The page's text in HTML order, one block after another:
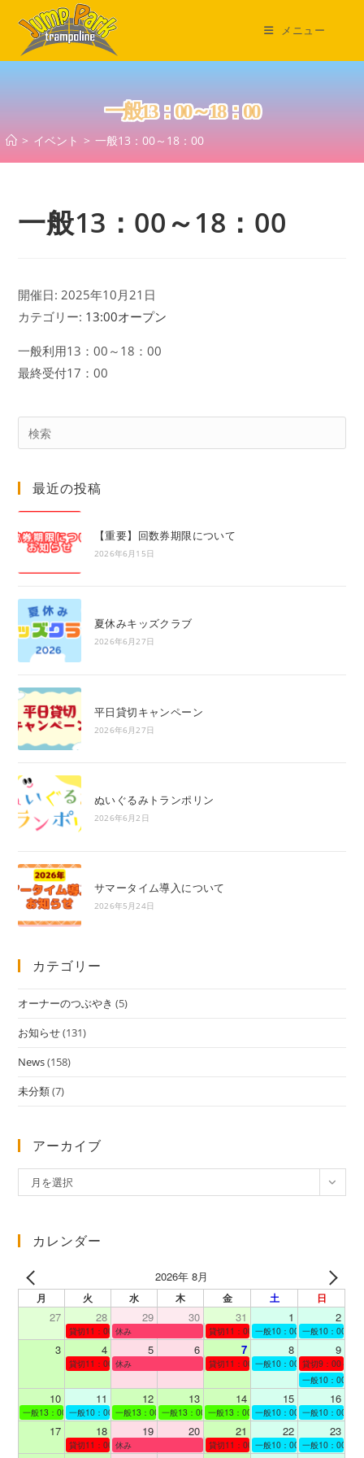
ス
メニュー
一般13：00～18：00
> イベント > 一般13：00～18：00
一般13：00～18：00
開催日: 2025年10月21日
カテゴリー: 13:00オープン
一般利用13：00～18：00
最終受付17：00
最近の投稿
【重要】回数券期限について
2026年6月15日
夏休みキッズクラブ
2026年6月27日
平日貸切キャンペーン
2026年6月27日
ぬいぐるみトランポリン
2026年6月2日
サマータイム導入について
2026年5月24日
カテゴリー
オーナーのつぶやき (5)
お知らせ(131)
News(158)
未分類(7)
アーカイブ
ー
イ
月を選択
カレンダー
2026年 8月
月 火 水 木 金 土 日
27 28 29 30 31 1 2
貸切11：00～12：00
休み 貸切11：00～12：00一般10：00～19：00
一般10：00～
3 4 5 6 7 8 9
貸切11：00～12：00
休み 貸切11：00～12：00一般10：00～19：00
貸切9：00～10
一般10：00～
10 11 12 13 14 15 16
一般13：00～19：00一般10：00～19：00一般13：00～19：00一般13：00～19：00一般13：00～19：00一般10：00～19：00
一般10：00～
17 18 19 20 21 22 23
貸切11：00～12：00
休み 貸切11：00～13：00一般10：00～19：00
一般10：00～